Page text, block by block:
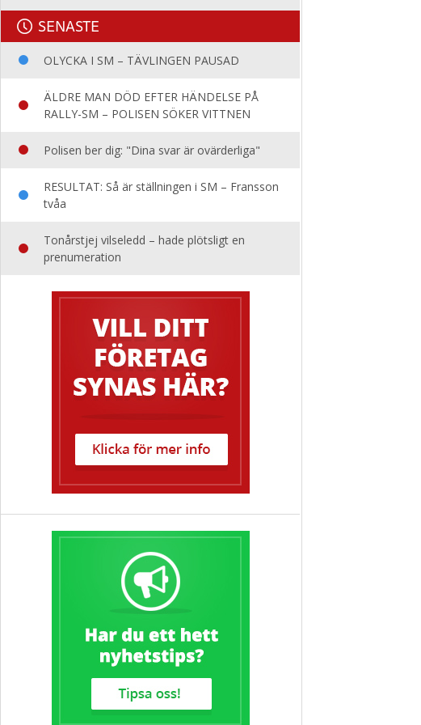
SENASTE
OLYCKA I SM – TÄVLINGEN PAUSAD
ÄLDRE MAN DÖD EFTER HÄNDELSE PÅ
RALLY-SM – POLISEN SÖKER VITTNEN
Polisen ber dig: "Dina svar är ovärderliga"
RESULTAT: Så är ställningen i SM – Fransson
tvåa
Tonårstjej vilseledd – hade plötsligt en
prenumeration